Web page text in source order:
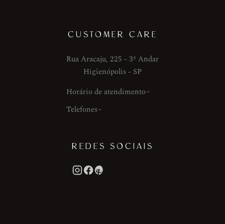
CUSTOMER CARE
Rua Aracaju, 225 - 3º Andar
Higienópolis - SP
Horário de atendimento
Telefones
REDES SOCIAIS